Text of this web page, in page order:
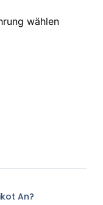
wählen
An?